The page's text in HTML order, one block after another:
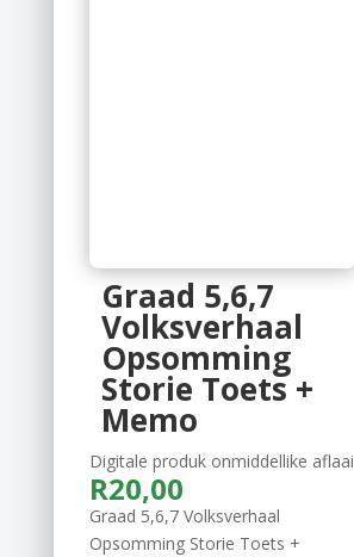
Graad 5,6,7
Volksverhaal
Opsomming
Storie Toets +
Memo
Digitale produk onmiddellike aflaai
R20,00
Graad 5,6,7 Volksverhaal
Opsomming Storie Toets +